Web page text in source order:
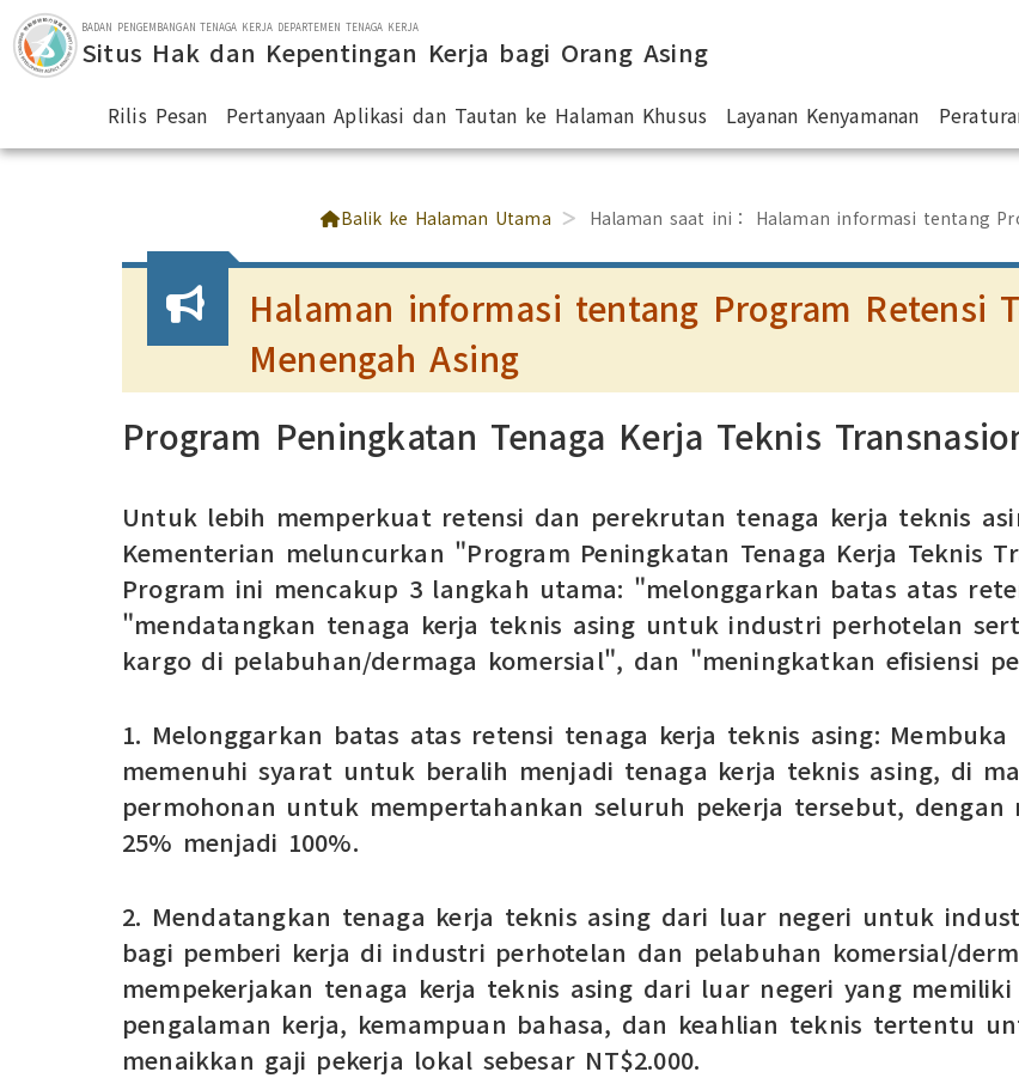
Lompat ke bagian utama
BADAN PENGEMBANGAN TENAGA KERJA DEPARTEMEN TENAGA KERJA
Situs Hak dan Kepentingan Kerja bagi Orang Asing
Rilis Pesan
Pertanyaan Aplikasi dan Tautan ke Halaman Khusus Layanan Kenyamanan
Balik ke Halaman Utama Halaman saat ini： Halaman informasi tentang
Halaman informasi tentang Program Retensi
Menengah Asing
Program Peningkatan Tenaga Kerja Teknis
Untuk lebih memperkuat retensi dan perekrutan tenaga kerja teknis
Kementerian meluncurkan "Program Peningkatan Tenaga Kerja Teknis
Program ini mencakup 3 langkah utama: "melonggarkan batas atas
"mendatangkan tenaga kerja teknis asing untuk industri perhotelan
kargo di pelabuhan/dermaga komersial", dan "meningkatkan efisiensi
1. Melonggarkan batas atas retensi tenaga kerja teknis asing:
memenuhi syarat untuk beralih menjadi tenaga kerja teknis asing, di
permohonan untuk mempertahankan seluruh pekerja tersebut,
25% menjadi 100%.
2. Mendatangkan tenaga kerja teknis asing dari luar negeri untuk
bagi pemberi kerja di industri perhotelan dan pelabuhan komersial/
mempekerjakan tenaga kerja teknis asing dari luar negeri yang
pengalaman kerja, kemampuan bahasa, dan keahlian teknis tertentu
menaikkan gaji pekerja lokal sebesar NT$2.000.